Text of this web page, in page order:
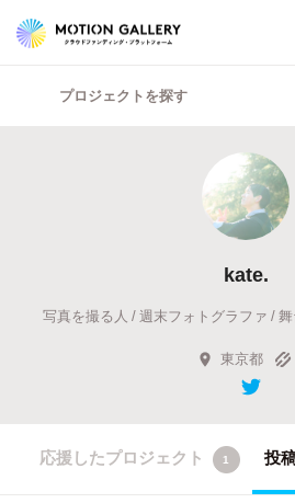
プロジェクトを探す
kate.
写真を撮る人 / 週末フォトグラファ /
東京都
応援したプロジェクト 1 投